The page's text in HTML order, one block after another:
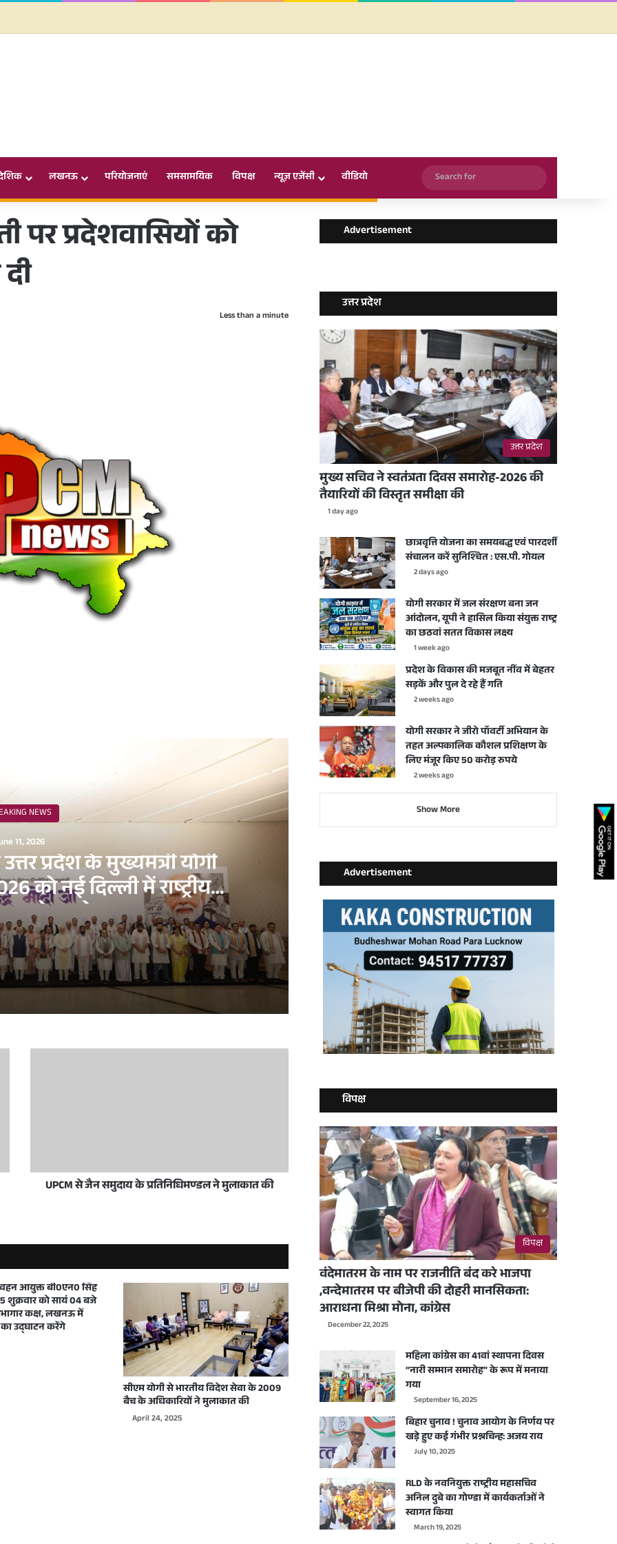
लखनऊ परियोजनाएं समसामयिक विपक्ष न्यूज़ एजेंसी वीडियो
Search
for
पर प्रदेशवासियों को
Less than a minute
NEWS
11, 2026
उत्तर प्रदेश के मुख्यमंत्री योगी
को नई दिल्ली में राष्ट्रीय
सम्मेलन के अवसर पर
प्रधानमंत्री नरेन्द्र मोदी व उत्तर प्रदेश के मुख्यमंत्री योगी आदित्यनाथ 10 जून, 2026 को नई दिल्ली में राष्ट्रीय जनतांत्रिक गठबंधन सम्मेलन के अवसर पर
मुख्यमंत्री ने शारदीय नवरात्रि में महाअष्टमी एवं महानवमी के अवसर पर प्रदेशवासियों को हार्दिक बधाई और शुभकामनाएं दीं
दिल्ली में WJAI द्वारा आयोजित होने वाले कार्यक्रम के लिए उत्तर प्रदेश के मुख्यमंत्री योगी आदित्यनाथ को दिया गया आमंत्रण
UPCM से जैन समुदाय के प्रतिनिधिमण्डल ने मुलाकात की
आयुक्त बी0एन0 सिंह
शुक्रवार को सायं 04 बजे
कक्ष, लखनऊ में
उद्घाटन करेंगे
सीएम योगी से भारतीय विदेश सेवा के 2009
बैच के अधिकारियों ने मुलाकात की
April 24, 2025
Advertisement
उत्तर प्रदेश
उत्तर प्रदेश
मुख्य सचिव ने स्वतंत्रता दिवस समारोह-2026 की
तैयारियों की विस्तृत समीक्षा की
1 day ago
छात्रवृत्ति योजना का समयबद्ध एवं पारदर्शी
संचालन करें सुनिश्चित : एस.पी. गोयल
2 days ago
योगी सरकार में जल संरक्षण बना जन
आंदोलन, यूपी ने हासिल किया संयुक्त राष्ट्र
का छठवां सतत विकास लक्ष्य
1 week ago
प्रदेश के विकास की मजबूत नींव में बेहतर
सड़कें और पुल दे रहे हैं गति
2 weeks ago
योगी सरकार ने जीरो पॉवर्टी अभियान के
तहत अल्पकालिक कौशल प्रशिक्षण के
लिए मंजूर किए 50 करोड़ रुपये
2 weeks ago
Show More
Advertisement
विपक्ष
विपक्ष
वंदेमातरम के नाम पर राजनीति बंद करे भाजपा
,वन्देमातरम पर बीजेपी की दोहरी मानसिकता:
आराधना मिश्रा मोना, कांग्रेस
December 22, 2025
महिला कांग्रेस का 41वां स्थापना दिवस
“नारी सम्मान समारोह” के रूप में मनाया
गया
September 16, 2025
बिहार चुनाव ! चुनाव आयोग के निर्णय पर
खड़े हुए कई गंभीर प्रश्नचिन्ह: अजय राय
July 10, 2025
RLD के नवनियुक्त राष्ट्रीय महासचिव
अनिल दुबे का गोण्डा में कार्यकर्ताओं ने
स्वागत किया
March 19, 2025